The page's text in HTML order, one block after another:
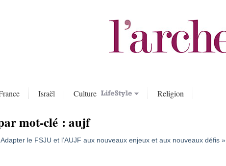
Israël Culture Religion
mot-clé :aujf
le FSJU et l’AUJF aux nouveaux enjeux et aux nouveaux défis »